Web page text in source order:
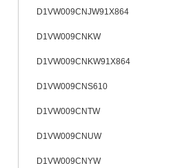
D1VW009CNJW91X864
D1VW009CNKW
D1VW009CNKW91X864
D1VW009CNS610
D1VW009CNTW
D1VW009CNUW
D1VW009CNYW